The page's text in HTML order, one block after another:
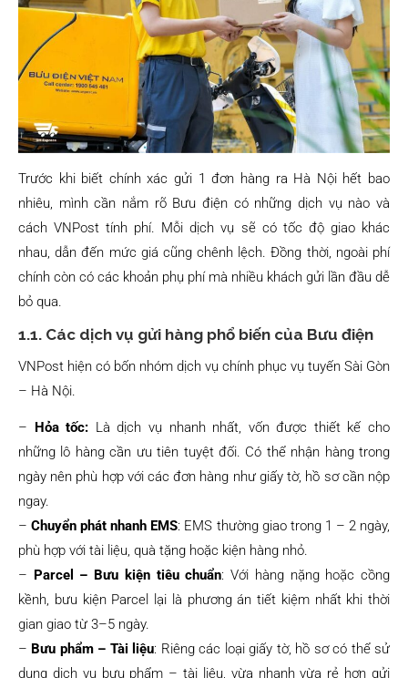
Trước khi biết chính xác gửi 1 đơn hàng ra Hà Nội hết bao
nhiêu, mình cần nắm rõ Bưu điện có những dịch vụ nào và
cách VNPost tính phí. Mỗi dịch vụ sẽ có tốc độ giao khác
nhau, dẫn đến mức giá cũng chênh lệch. Đồng thời, ngoài phí
chính còn có các khoản phụ phí mà nhiều khách gửi lần đầu dễ
bỏ qua.
1.1. Các dịch vụ gửi hàng phổ biến của Bưu điện
VNPost hiện có bốn nhóm dịch vụ chính phục vụ tuyến Sài Gòn
– Hà Nội.
– Hỏa tốc: Là dịch vụ nhanh nhất, vốn được thiết kế cho
những lô hàng cần ưu tiên tuyệt đối. Có thể nhận hàng trong
ngày nên phù hợp với các đơn hàng như giấy tờ, hồ sơ cần nộp
ngay.
–Chuyển phát nhanh EMS: EMS thường giao trong 1 – 2 ngày,
phù hợp với tài liệu, quà tặng hoặc kiện hàng nhỏ.
– Parcel – Bưu kiện tiêu chuẩn: Với hàng nặng hoặc cồng
kềnh, bưu kiện Parcel lại là phương án tiết kiệm nhất khi thời
gian giao từ 3–5 ngày.
– Bưu phẩm – Tài liệu: Riêng các loại giấy tờ, hồ sơ có thể sử
dụng dịch vụ bưu phẩm – tài liệu, vừa nhanh vừa rẻ hơn gửi